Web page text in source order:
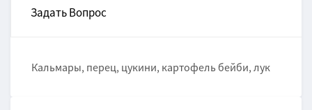
Задать Вопрос
Кальмары, перец, цукини, картофель бейби, лук